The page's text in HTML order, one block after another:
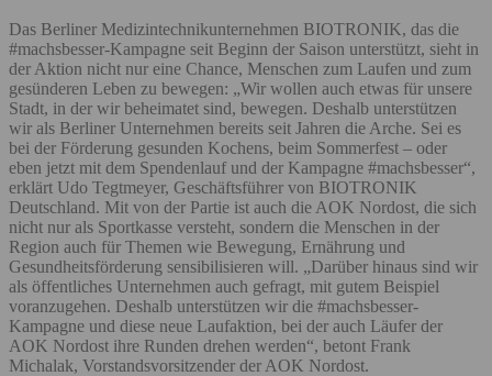
Das Berliner Medizintechnikunternehmen BIOTRONIK, das die
#machsbesser-Kampagne seit Beginn der Saison unterstützt, sieht in
der Aktion nicht nur eine Chance, Menschen zum Laufen und zum
gesünderen Leben zu bewegen: „Wir wollen auch etwas für unsere
Stadt, in der wir beheimatet sind, bewegen. Deshalb unterstützen
wir als Berliner Unternehmen bereits seit Jahren die Arche. Sei es
bei der Förderung gesunden Kochens, beim Sommerfest – oder
eben jetzt mit dem Spendenlauf und der Kampagne #machsbesser“,
erklärt Udo Tegtmeyer, Geschäftsführer von BIOTRONIK
Deutschland. Mit von der Partie ist auch die AOK Nordost, die sich
nicht nur als Sportkasse versteht, sondern die Menschen in der
Region auch für Themen wie Bewegung, Ernährung und
Gesundheitsförderung sensibilisieren will. „Darüber hinaus sind wir
als öffentliches Unternehmen auch gefragt, mit gutem Beispiel
voranzugehen. Deshalb unterstützen wir die #machsbesser-
Kampagne und diese neue Laufaktion, bei der auch Läufer der
AOK Nordost ihre Runden drehen werden“, betont Frank
Michalak, Vorstandsvorsitzender der AOK Nordost.